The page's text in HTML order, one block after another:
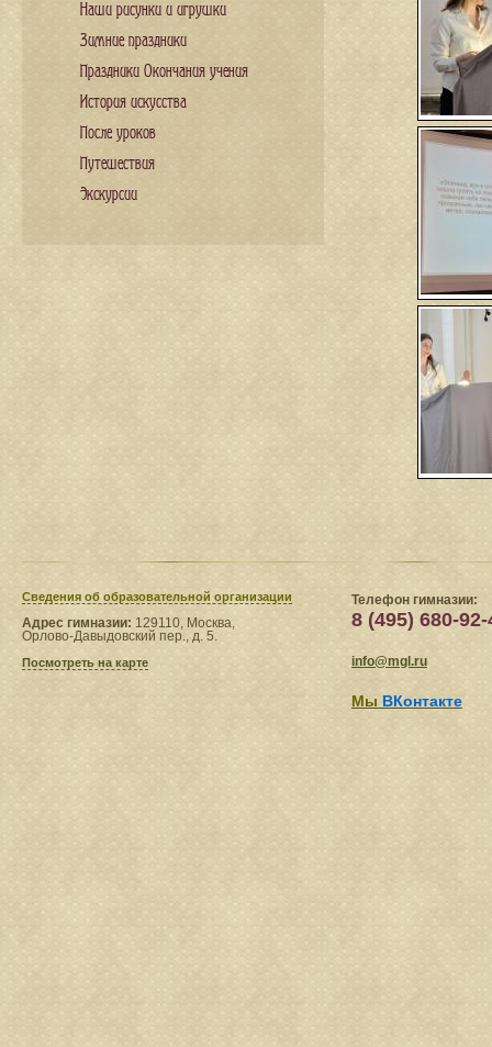
Наши рисунки и игрушки
Зимние праздники
Праздники Окончания учения
История искусства
После уроков
Путешествия
Экскурсии
Сведения​ об образовательной организации
Адрес гимназии: 129110, Москва,
Орлово-Давыдовский пер., д. 5.
Посмотреть на карте
Телефон гимназии:
8 (495) 680-92-
info@mgl.ru
Мы ВКонтакте